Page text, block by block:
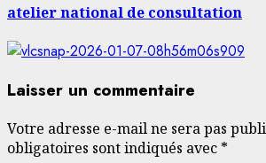
atelier national de consultation
Laisser un commentaire
Votre adresse e-mail ne sera pas
obligatoires sont indiqués avec *